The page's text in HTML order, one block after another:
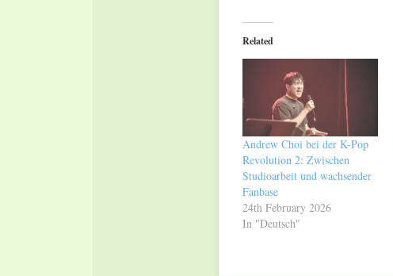
(Opens
in
new
Related
Andrew Choi bei der K-Pop
Revolution 2: Zwischen
Studioarbeit und wachsender
Fanbase
24th February 2026
In "Deutsch"